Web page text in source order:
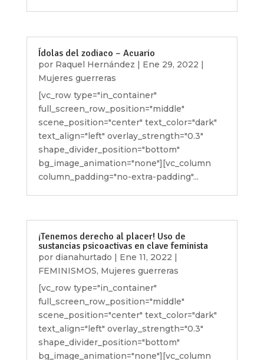
Ídolas del zodiaco – Acuario
por Raquel Hernández | Ene 29, 2022 |
Mujeres guerreras
[vc_row type="in_container"
full_screen_row_position="middle"
scene_position="center" text_color="dark"
text_align="left" overlay_strength="0.3"
shape_divider_position="bottom"
bg_image_animation="none"][vc_column
column_padding="no-extra-padding"...
¡Tenemos derecho al placer! Uso de
sustancias psicoactivas en clave feminista
por dianahurtado | Ene 11, 2022 |
FEMINISMOS, Mujeres guerreras
[vc_row type="in_container"
full_screen_row_position="middle"
scene_position="center" text_color="dark"
text_align="left" overlay_strength="0.3"
shape_divider_position="bottom"
bg_image_animation="none"][vc_column